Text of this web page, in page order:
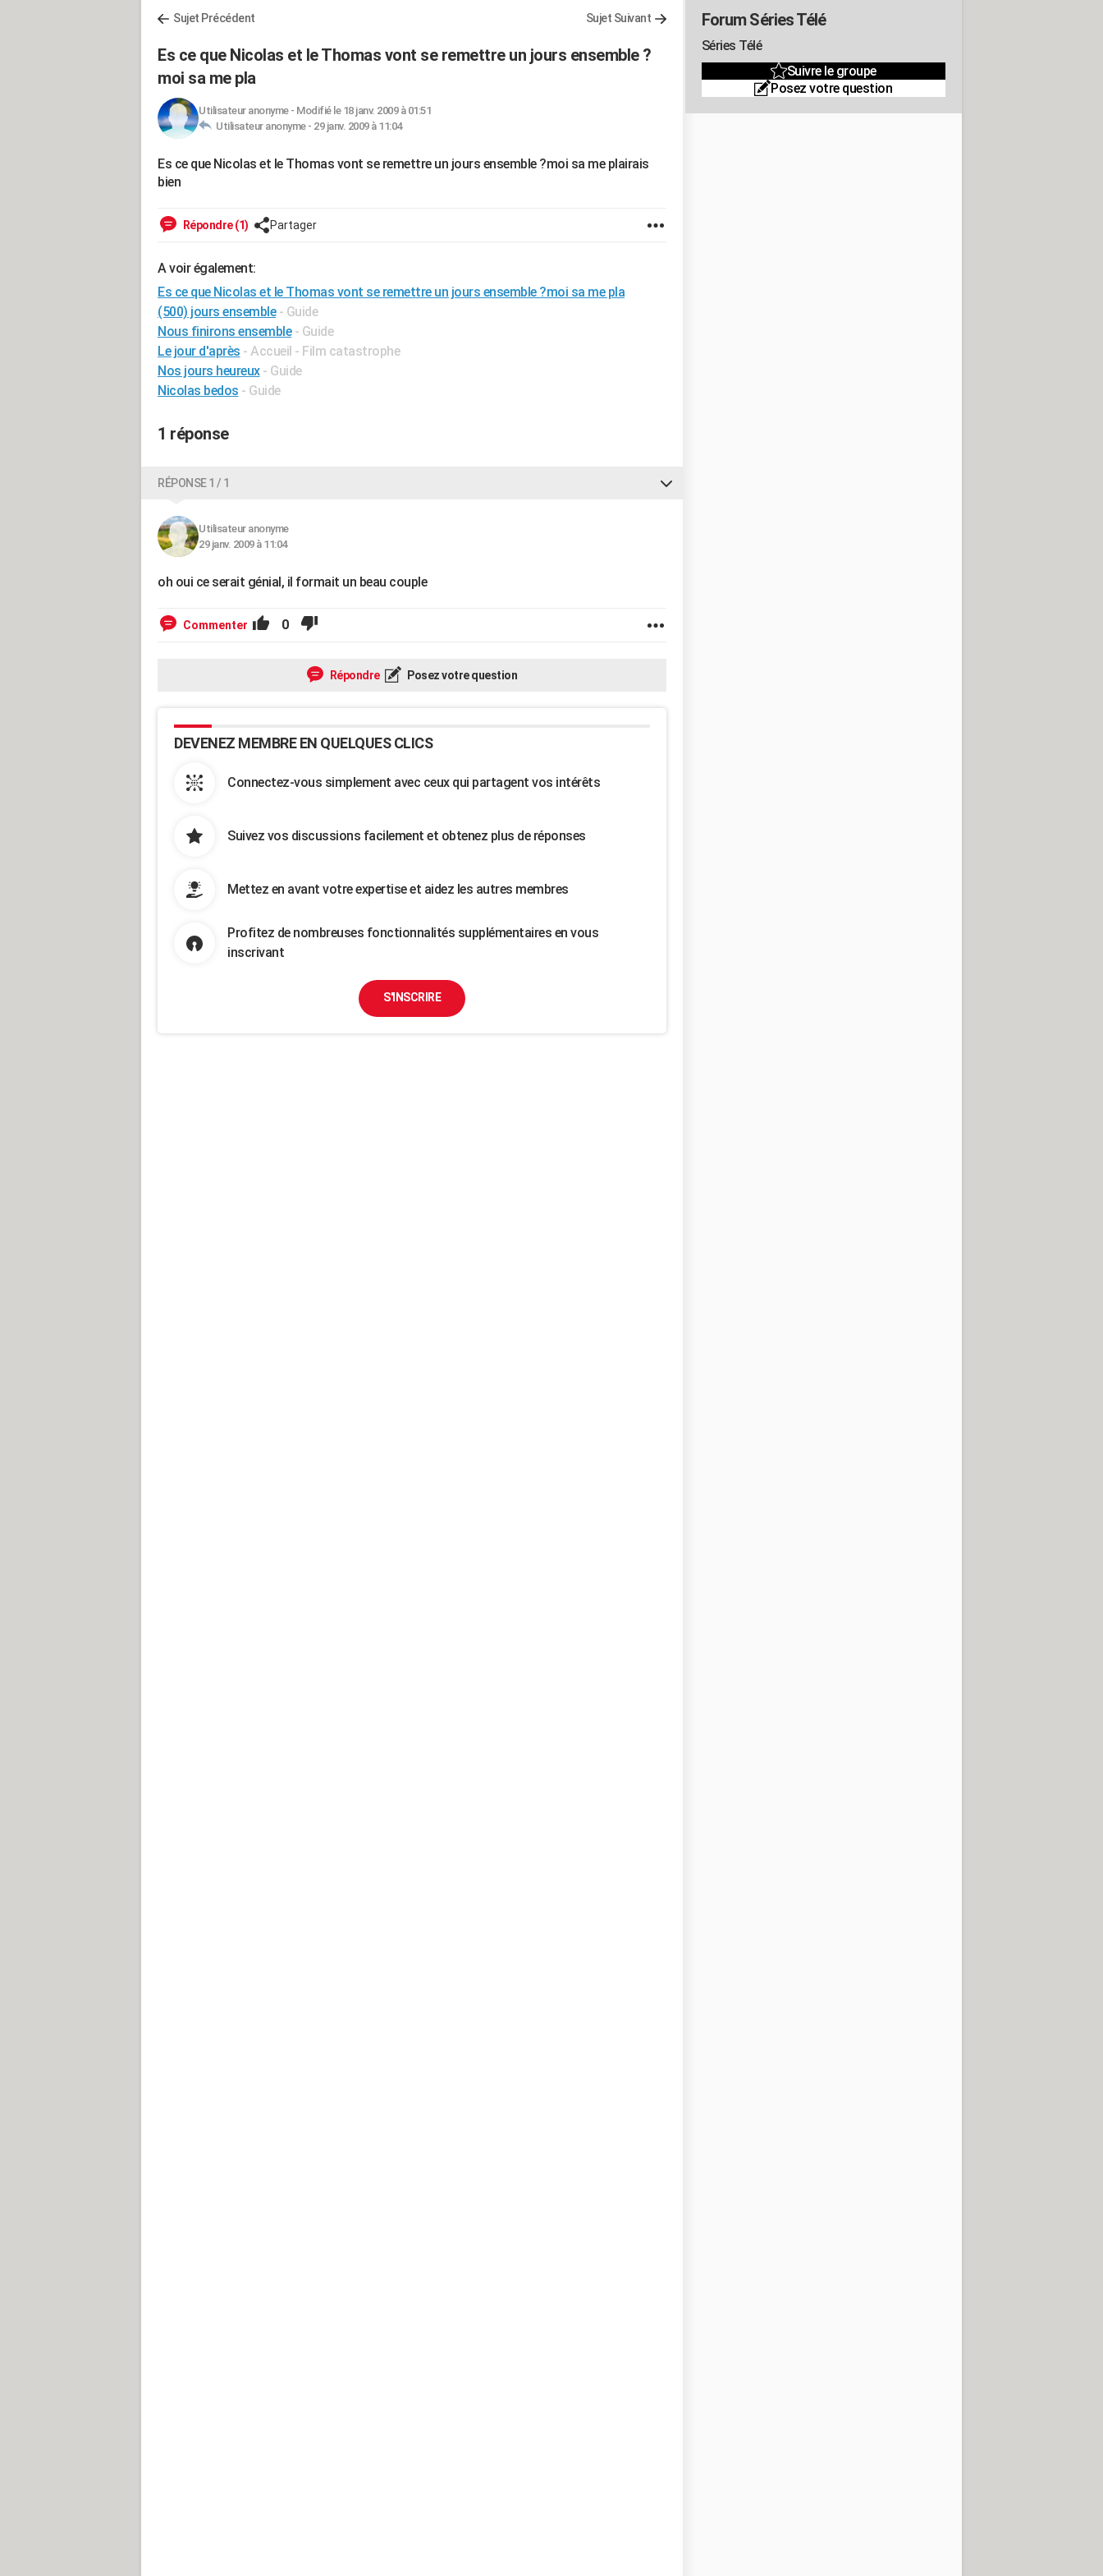
Sujet Précédent Sujet Suivant
Es ce que Nicolas et le Thomas vont se remettre un jours ensemble ?
moi sa me pla
Utilisateur anonyme- Modifié le 18 janv. 2009 à 01:51
Utilisateur anonyme - 29 janv. 2009 à 11:04
Es ce que Nicolas et le Thomas vont se remettre un jours ensemble ?moi sa me plairais
bien
Répondre (1) Partager
A voir également:
Es ce que Nicolas et le Thomas vont se remettre un jours ensemble ?moi sa me pla
(500) jours ensemble - Guide
Nous finirons ensemble - Guide
Le jour d'après - Accueil - Film catastrophe
Nos jours heureux - Guide
Nicolas bedos - Guide
1 réponse
RÉPONSE 1 / 1
Utilisateur anonyme
29 janv. 2009 à 11:04
oh oui ce serait génial, il formait un beau couple
Commenter 0
Répondre Posez votre question
DEVENEZ MEMBRE EN QUELQUES CLICS
Connectez-vous simplement avec ceux qui partagent vos intérêts
Suivez vos discussions facilement et obtenez plus de réponses
Mettez en avant votre expertise et aidez les autres membres
Profitez de nombreuses fonctionnalités supplémentaires en vous
inscrivant
S'INSCRIRE
Forum Séries Télé
Séries Télé
Suivre le groupe
Posez votre question